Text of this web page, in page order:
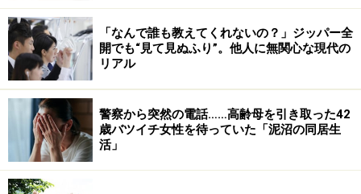
質問者の方は、相手を「悪い人ではない」と書かれてい
ますが、「傷つくから直してほしい」と率直に伝えられ
ない関係であったり、伝えているのに改善が見込めなか
ったりするのであれば、上手に距離を置いて、自分の心
を守ることも大切です。ストレスを感じてしまう関係で
あれば、無理をして仲良く関係を続けようとするのでは
なく、適度な距離感でいることを選んでみてはいかがで
しょうか。
「なんで誰も教えてくれないの？」ジッパー全
開でも“見て見ぬふり”。他人に無関心な現代の
リアル
警察から突然の電話……高齢母を引き取った42
歳バツイチ女性を待っていた「泥沼の同居生
活」